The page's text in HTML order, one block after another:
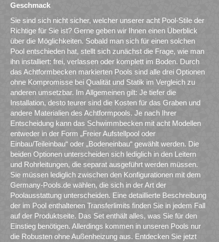
Geschmack
Sie sind sich nicht sicher, welcher unserer acht Pool-Stile der
Richtige für Sie ist? Gerne geben wir Ihnen einen Überblick
über die Möglichkeiten. Sobald man sich für einen solchen
Pool entschieden hat, stellt sich zunächst die Frage, wie man
ihn installiert: frei, verlassen oder komplett im Boden. Durch
das Achtformbecken markierten Pools sind alle drei Optionen
ohne Kompromisse bei Qualität und Statik im Vergleich zu
anderen umsetzbar. Im Allgemeinen gilt: Je tiefer die
Installation, desto teurer sind die Kosten für das Graben und
andere Materialien des Achtformpools. Je nach Ihrer
Entscheidung kann das Schwimmbecken mit acht Modellen
entweder in der Form „Freier Aufstellpool oder
Einbau/Teileinbau“ oder „Bodeneinbau“ gewählt werden. Die
beiden Optionen unterscheiden sich lediglich in den Leitern
und Rohrleitungen, die separat ausgeführt werden müssen.
Sie müssen lediglich zwischen den Konfigurationen mit dem
Germany-Pools.de wählen, die sich in der Art der
Poolausstattung unterscheiden. Eine detaillierte Beschreibung
der im Pool enthaltenen Transferlimits finden Sie in jedem Fall
auf der Produktseite. Das Set enthält alles, was Sie für den
Einstieg benötigen. Allerdings kommen in unseren Pools nur
die Robusten ohne Außenheizung aus. Entdecken Sie jetzt